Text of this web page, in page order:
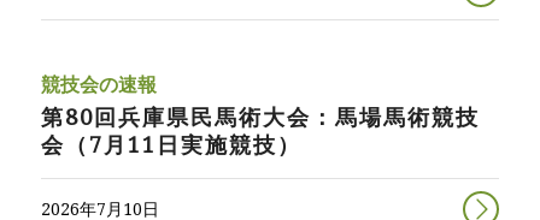
競技会の速報
第80回兵庫県民馬術大会：馬場馬術競技
会（7月11日実施競技）
2026年7月10日